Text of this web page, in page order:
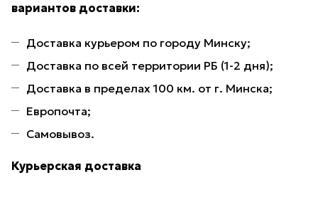
вариантов доставки:
Доставка курьером по городу Минску;
Доставка по всей территории РБ (1-2 дня);
Доставка в пределах 100 км. от г. Минска;
Европочта;
Самовывоз.
Курьерская доставка